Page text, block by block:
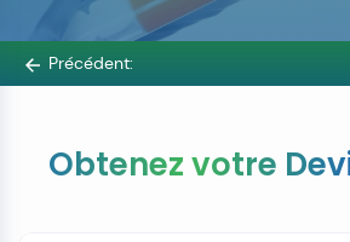
Précédent:
Obtenez votre